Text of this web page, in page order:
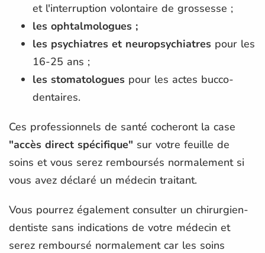
et l'interruption volontaire de grossesse ;
les ophtalmologues ;
les psychiatres et neuropsychiatres pour les
16-25 ans ;
les stomatologues pour les actes bucco-
dentaires.
Ces professionnels de santé cocheront la case
"accès direct spécifique" sur votre feuille de
soins et vous serez remboursés normalement si
vous avez déclaré un médecin traitant.
Vous pourrez également consulter un chirurgien-
dentiste sans indications de votre médecin et
serez remboursé normalement car les soins